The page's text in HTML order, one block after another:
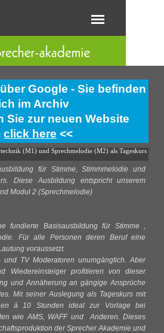
Google - Sie befinden
im Archiv
Sie zur neuen Website
click here <<
(M1) und Sprechmelodie (M2) als Tageskurs
für Stimme, Stimmmelodie und
Diese Ausbildung entspricht unserem
Modul 2 (Sprechmelodie)
fundierte Basisausbildung für Stimme ,
Für alle Personen deren Beruf eine
voraussetzt.
TV Moderatoren unumgänglich. Aber
Wiedereinsteiger profitieren von dieser
und Annäherung an gängige Ansprüche
Mit seiner Auslegung als Tageskurs mit
á 10 Stunden ideal zur Vorlage bei
wie AMS, WAFF und Anderen. Dieses
der Sprecher Akademie und